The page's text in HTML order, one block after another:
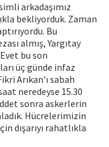
arkadaşımız
bekliyorduk. Zaman
Bu
almış, Yargıtay
bu son
üç günde infaz
Arıkan'ı sabah
neredeyse 15.30
sonra askerlerin
Hücrelerimizin
dışarıyı rahatlıkla